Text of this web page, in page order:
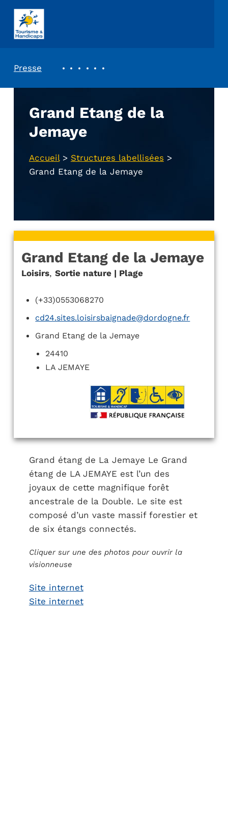
ASSOCIATION TOURISME ET HANDICAPS
Presse
Grand Etang de la
Jemaye
Accueil> Structures labellisées >
Grand Etang de la Jemaye
Grand Etang de la Jemaye
Loisirs, Sortie nature | Plage
(+33)0553068270
cd24.sites.loisirsbaignade@dordogne.fr
Grand Etang de la Jemaye
24410
LA JEMAYE
Grand étang de La Jemaye Le Grand
étang de LA JEMAYE est l’un des
joyaux de cette magnifique forêt
ancestrale de la Double. Le site est
composé d’un vaste massif forestier et
de six étangs connectés.
Cliquer sur une des photos pour ouvrir la
visionneuse
Site internet
Site internet